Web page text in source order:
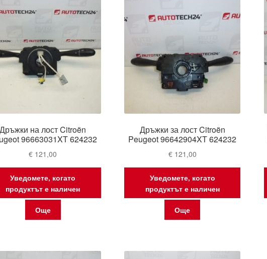
Дръжки на лост Citroën
96663031XT 624232
€ 121,00
Уведомете, когато
продуктът е наличен
Още
Дръжки за лост Citroën
Peugeot 96642904XT 624232
€121,00
Уведомете, когато
продуктът е наличен
Още